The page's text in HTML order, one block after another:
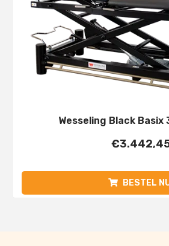
Wesseling Black Basix
€
BESTEL